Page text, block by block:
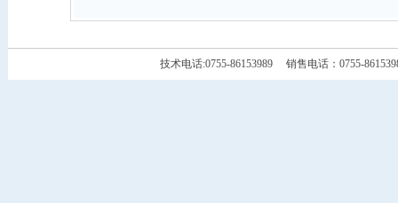
技术电话:0755-86153989 销售电话：0755-